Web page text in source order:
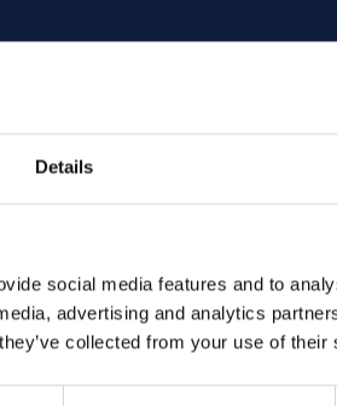
Details
social media features and to
advertising and analytics
collected from your use of their